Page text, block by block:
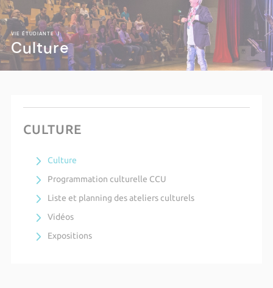
VIE ÉTUDIANTE|
Culture
CULTURE
Culture
Programmation culturelle CCU
Liste et planning des ateliers culturels
Vidéos
Expositions